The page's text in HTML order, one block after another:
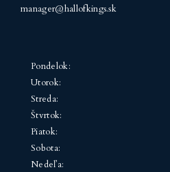
manager@hallofkings.sk
Pondelok:
Utorok:
Streda:
Štvrtok:
Piatok:
Sobota:
Nedeľa: